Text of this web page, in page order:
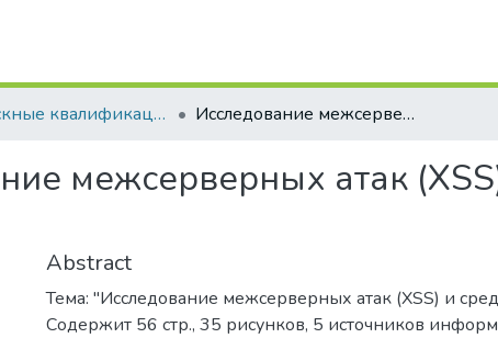
Выпускные квалификационные работы Исследование межсерверных атак (XSS) и средств защиты от них
межсерверных атак
Abstract
Тема: "Исследование межсерверных атак (XSS) и
Содержит 56 стр., 35 рисунков, 5 источников